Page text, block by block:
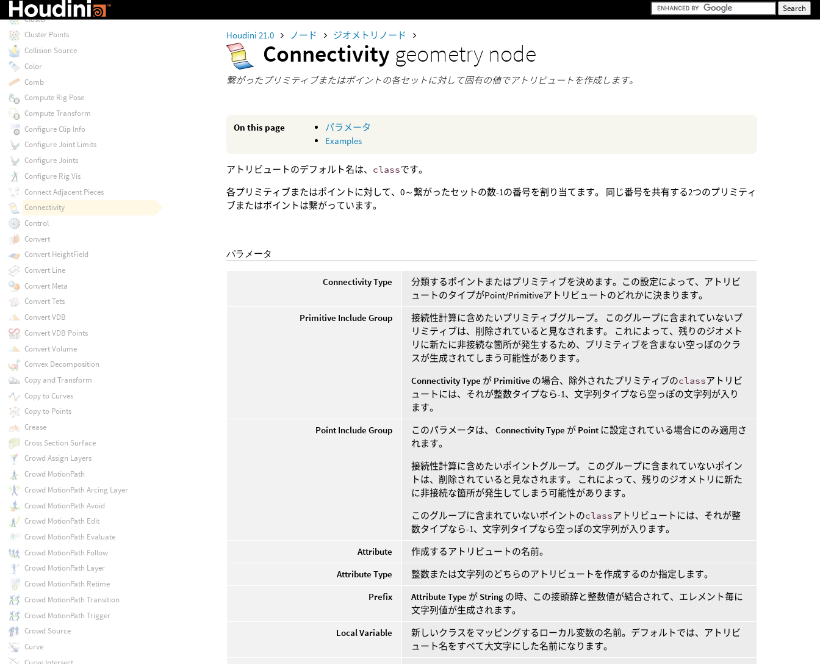
Houdini 21.0 ノード ジオメトリノード
Connectivity geometry node
繋がったプリミティブまたはポイントの各セットに対して固有の値でアトリビュートを作成します。
On this page
パラメータ
Examples
アトリビュートのデフォルト名は、 classです。
各プリミティブまたはポイントに対して、0～繋がったセットの数-1の番号を割り当てます。 同じ番号を共有する2つのプリミティ
ブまたはポイントは繋がっています。
パラメータ
Connectivity Type
分類するポイントまたはプリミティブを決めます。この設定によって、アトリビ
ュートのタイプがPoint/Primitiveアトリビュートのどれかに決まります。
Primitive Include Group
接続性計算に含めたいプリミティブグループ。 このグループに含まれていないプ
リミティブは、削除されていると見なされます。 これによって、残りのジオメト
リに新たに非接続な箇所が発生するため、プリミティブを含まない空っぽのクラ
スが生成されてしまう可能性があります。
Connectivity Type が Primitive の場合、除外されたプリミティブのclassアトリビ
ュートには、それが整数タイプなら-1、文字列タイプなら空っぽの文字列が入り
ます。
Point Include Group
このパラメータは、Connectivity Type が Point に設定されている場合にのみ適用さ
れます。
接続性計算に含めたいポイントグループ。 このグループに含まれていないポイン
トは、削除されていると見なされます。 これによって、残りのジオメトリに新た
に非接続な箇所が発生してしまう可能性があります。
このグループに含まれていないポイントのclassアトリビュートには、それが整
数タイプなら-1、文字列タイプなら空っぽの文字列が入ります。
Attribute
作成するアトリビュートの名前。
Attribute Type
整数または文字列のどちらのアトリビュートを作成するのか指定します。
Prefix
Attribute Type が String の時、この接頭辞と整数値が結合されて、エレメント毎に
文字列値が生成されます。
Local Variable
新しいクラスをマッピングするローカル変数の名前。デフォルトでは、アトリビ
ュート名をすべて大文字にした名前になります。
Cloud Wispy Noise
Cluster
Cluster Points
Collision Source
Color
Comb
Compute Rig Pose
Compute Transform
Configure Clip Info
Configure Joint Limits
Configure Joints
Configure Rig Vis
Connect Adjacent Pieces
Connectivity
Control
Convert
Convert HeightField
Convert Line
Convert Meta
Convert Tets
Convert VDB
Convert VDB Points
Convert Volume
Convex Decomposition
Copy and Transform
Copy to Curves
Copy to Points
Crease
Cross Section Surface
Crowd Assign Layers
Crowd MotionPath
Crowd MotionPath Arcing Layer
Crowd MotionPath Avoid
Crowd MotionPath Edit
Crowd MotionPath Evaluate
Crowd MotionPath Follow
Crowd MotionPath Layer
Crowd MotionPath Retime
Crowd MotionPath Transition
Crowd MotionPath Trigger
Crowd Source
Curve